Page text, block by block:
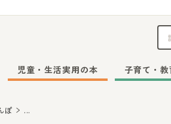
児童・生活実用の本 子育て・教
ぽ ...